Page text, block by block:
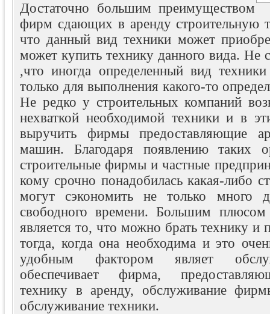
Достаточно большим преимуществом
фирм сдающих в аренду строительную
что данный вид техники может
может купить технику данного вида. Не
,что иногда определенный вид
только для выполнения какого-то
Не редко у строительных компаний
нехваткой необходимой техники и в
выручить фирмы предоставляющие
машин. Благодаря появлению таких
строительные фирмы и частные
кому срочно понадобилась какая-либо
могут сэкономить не только много
свободного времени. Большим плюсом
является то, что можно брать технику и
тогда, когда она необходима и это
удобным фактором являет
обеспечивает фирма,
технику в аренду, обслуживание
обслуживание техники.